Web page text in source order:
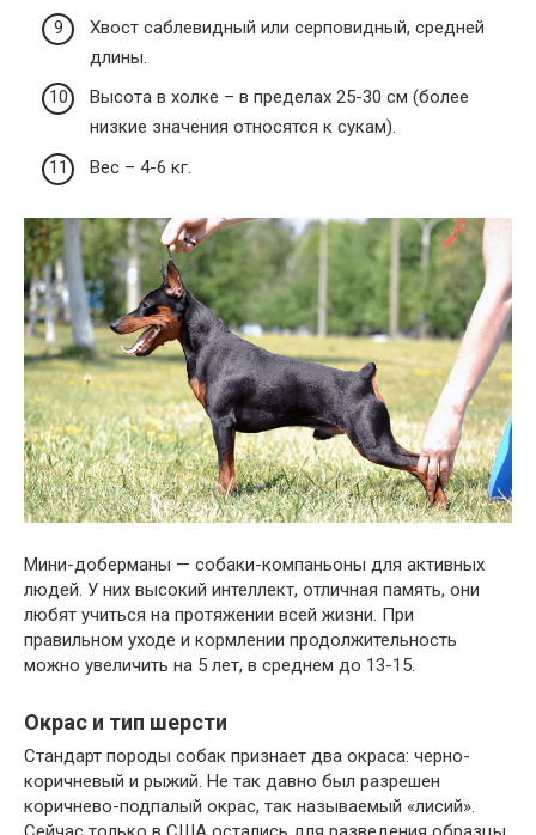
Хвост саблевидный или серповидный, средней
длины.
Высота в холке – в пределах 25-30 см (более
низкие значения относятся к сукам).
Вес – 4-6 кг.
Мини-доберманы — собаки-компаньоны для активных
людей. У них высокий интеллект, отличная память, они
любят учиться на протяжении всей жизни. При
правильном уходе и кормлении продолжительность
можно увеличить на 5 лет, в среднем до 13-15.
Окрас и тип шерсти
Стандарт породы собак признает два окраса: черно-
коричневый и рыжий. Не так давно был разрешен
коричнево-подпалый окрас, так называемый «лисий».